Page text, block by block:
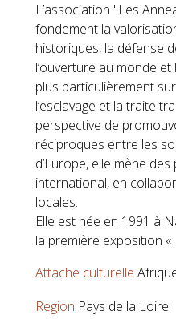
L’association "Les
fondement la
historiques, la défense
l’ouverture au monde
plus particulièrement
l’esclavage et la traite
perspective de
réciproques entre les
d’Europe, elle mène
international, en
locales.
Elle est née en 1991 à
la première exposition
Attache culturelle
Region Pays de la Loire